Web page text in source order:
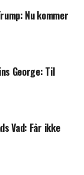
Nu kommer
George: Til
Vad: Får ikke